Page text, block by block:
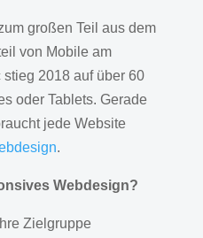
großen Teil aus dem
von Mobile am
2018 auf über 60
oder Tablets. Gerade
jede Website
.
Webdesign?
Zielgruppe